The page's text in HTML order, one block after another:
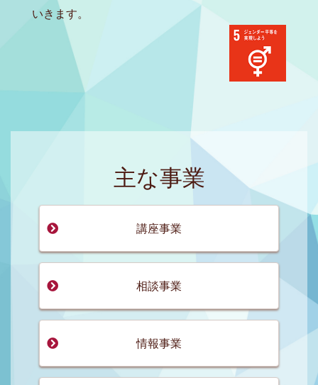
いきます。
主な事業
講座事業
相談事業
情報事業